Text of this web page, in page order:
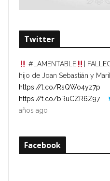
Twitter
#LAMENTABLE
|
hijo de Joan Sebastián y
https://t.co/RsQWo4yz7p
https://t.co/bRuCZR6Z97
años ago
Facebook